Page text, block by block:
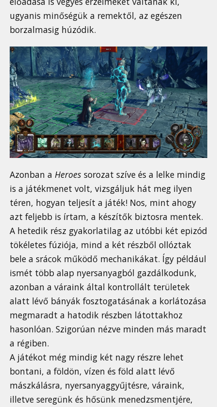
ugyanis minőségük a remektől, az egészen
borzalmasig húzódik.
Azonban a Heroes sorozat szíve és a lelke mindig
is a játékmenet volt, vizsgáljuk hát meg ilyen
téren, hogyan teljesít a játék! Nos, mint ahogy
azt feljebb is írtam, a készítők biztosra mentek.
A hetedik rész gyakorlatilag az utóbbi két epizód
tökéletes fúziója, mind a két részből ollóztak
bele a srácok működő mechanikákat. Így például
ismét több alap nyersanyagból gazdálkodunk,
azonban a váraink által kontrollált területek
alatt lévő bányák fosztogatásának a korlátozása
megmaradt a hatodik részben látottakhoz
hasonlóan. Szigorúan nézve minden más maradt
a régiben.
A játékot még mindig két nagy részre lehet
bontani, a földön, vízen és föld alatt lévő
mászkálásra, nyersanyaggyűjtésre, váraink,
illetve seregünk és hősünk menedzsmentjére,